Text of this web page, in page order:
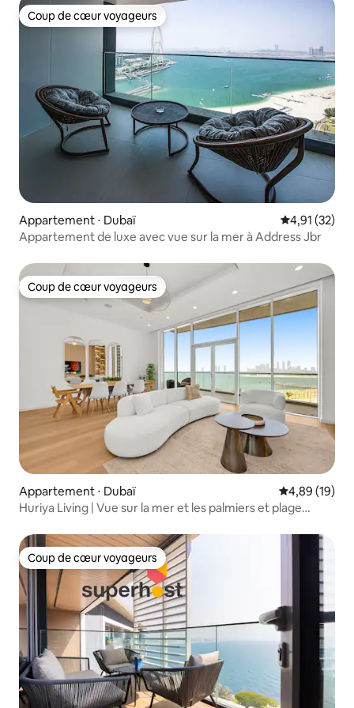
Coup de cœur voyageurs
Coup de cœur voyageurs
Appartement ⋅ Dubaï Évaluation
4,91 (32)
Appartement de luxe avec vue sur la mer à Address Jbr
Coup de cœur voyageurs
Coup de cœur voyageurs
Appartement ⋅ Dubaï Évaluation
4,89 (19)
Huriya Living | Vue sur la mer et les palmiers et plage
Coup de cœur voyageurs
Coup de cœur voyageurs